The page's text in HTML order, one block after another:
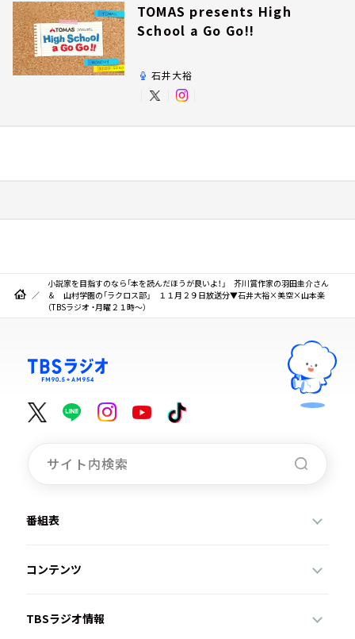
TOMAS presents High
School a Go Go!!
石井大裕
小説家を目指すのなら「本を読んだほうが良いよ！」 芥川賞作家の羽田圭介さん
＆ 山村学園の「ラクロス部」 １１月２９日放送分▼石井大裕×美空×山本楽
（TBSラジオ ・月曜２１時～）
番組表
コンテンツ
TBSラジオ情報